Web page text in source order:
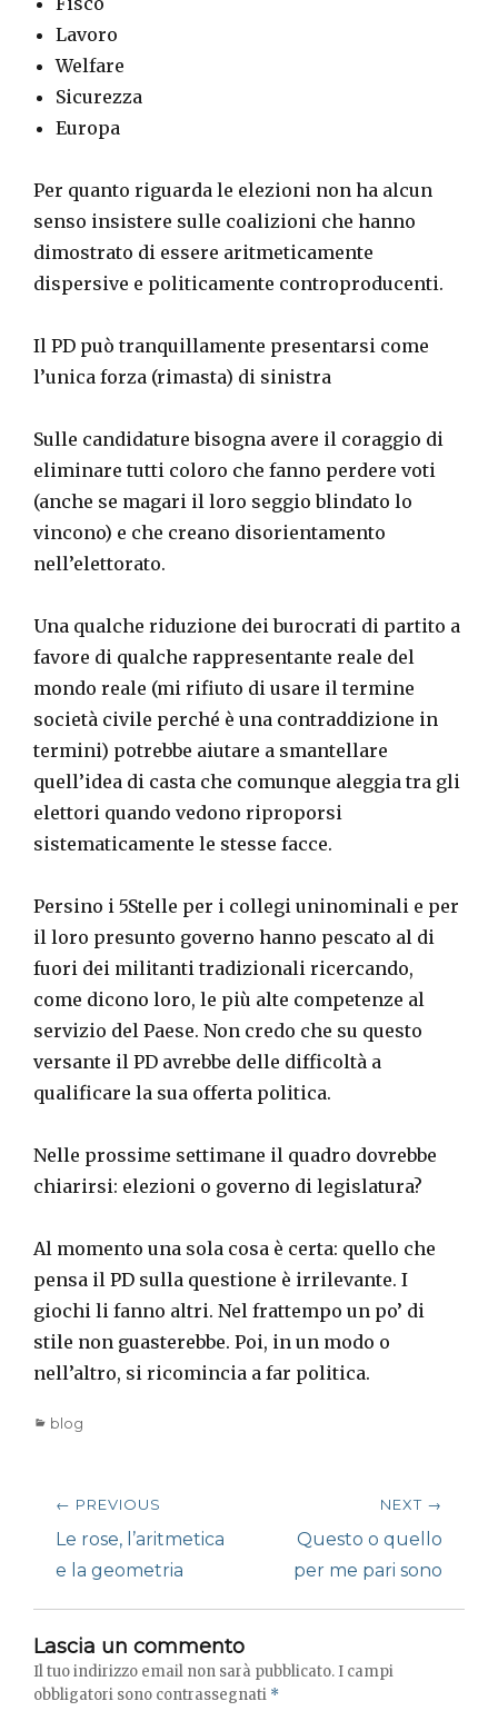
Lavoro
Welfare
Sicurezza
Europa
Per quanto riguarda le elezioni non ha alcun
senso insistere sulle coalizioni che hanno
dimostrato di essere aritmeticamente
dispersive e politicamente controproducenti.
Il PD può tranquillamente presentarsi come
l’unica forza (rimasta) di sinistra
Sulle candidature bisogna avere il coraggio di
eliminare tutti coloro che fanno perdere voti
(anche se magari il loro seggio blindato lo
vincono) e che creano disorientamento
nell’elettorato.
Una qualche riduzione dei burocrati di partito a
favore di qualche rappresentante reale del
mondo reale (mi rifiuto di usare il termine
società civile perché è una contraddizione in
termini) potrebbe aiutare a smantellare
quell’idea di casta che comunque aleggia tra gli
elettori quando vedono riproporsi
sistematicamente le stesse facce.
Persino i 5Stelle per i collegi uninominali e per
il loro presunto governo hanno pescato al di
fuori dei militanti tradizionali ricercando,
come dicono loro, le più alte competenze al
servizio del Paese. Non credo che su questo
versante il PD avrebbe delle difficoltà a
qualificare la sua offerta politica.
Nelle prossime settimane il quadro dovrebbe
chiarirsi: elezioni o governo di legislatura?
Al momento una sola cosa è certa: quello che
pensa il PD sulla questione è irrilevante. I
giochi li fanno altri. Nel frattempo un po’ di
stile non guasterebbe. Poi, in un modo o
nell’altro, si ricomincia a far politica.
Categories
blog
Navigazione
articoli
← PREVIOUS
Previous
post:
Le rose, l’aritmetica
e la geometria
NEXT →
Next
post:
Questo o quello
per me pari sono
Lascia un commento
Il tuo indirizzo email non sarà pubblicato. I campi
obbligatori sono contrassegnati *